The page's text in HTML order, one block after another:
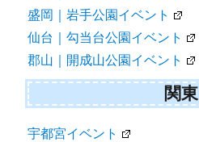
盛岡｜岩手公園イベント
仙台｜勾当台公園イベント
郡山｜開成山公園イベント
関東
宇都宮イベント